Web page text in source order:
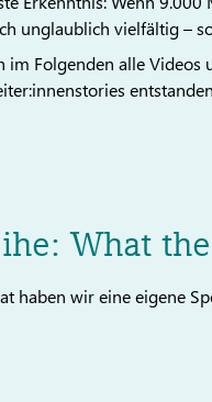
unglaublich vielfältig –
im Folgenden alle Videos
What
haben wir eine eigene